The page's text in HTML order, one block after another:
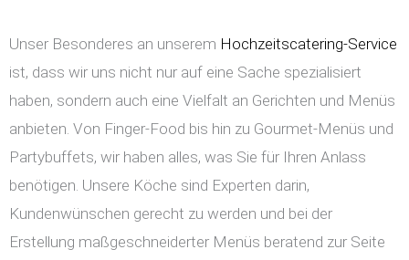
Unser Besonderes an unserem Hochzeitscatering-Service
ist, dass wir uns nicht nur auf eine Sache spezialisiert
haben, sondern auch eine Vielfalt an Gerichten und Menüs
anbieten. Von Finger-Food bis hin zu Gourmet-Menüs und
Partybuffets, wir haben alles, was Sie für Ihren Anlass
benötigen. Unsere Köche sind Experten darin,
Kundenwünschen gerecht zu werden und bei der
Erstellung maßgeschneiderter Menüs beratend zur Seite